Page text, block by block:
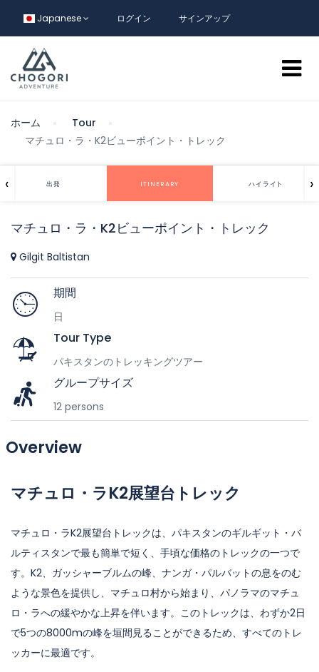
Japanese ログイン サインアップ
ホーム
Tour
マチュロ・ラ・K2ビューポイント・トレック
出発 ITINERARY ハイライト
‹ ›
マチュロ・ラ・K2ビューポイント・トレック
Gilgit Baltistan
期間
日
Tour Type
パキスタンのトレッキングツアー
グループサイズ
12 persons
Overview
マチュロ・ラK2展望台トレック
マチュロ・ラK2展望台トレックは、パキスタンのギルギット・バ
ルティスタンで最も簡単で短く、手頃な価格のトレックの一つで
す。K2、ガッシャーブルムの峰、ナンガ・パルバットの息をのむ
ような景色を提供し、マチュロ村から始まり、パノラマのマチュ
ロ・ラへの緩やかな上昇を伴います。このトレックは、わずか2日
で5つの8000mの峰を垣間見ることができるため、すべてのトレ
ッカーに最適です。